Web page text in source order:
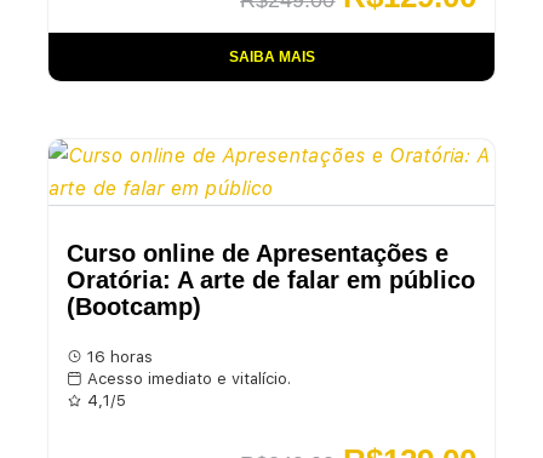
SAIBA MAIS
Curso online de Apresentações e
Oratória: A arte de falar em público
(Bootcamp)
16 horas
Acesso imediato e vitalício.
4,1/5